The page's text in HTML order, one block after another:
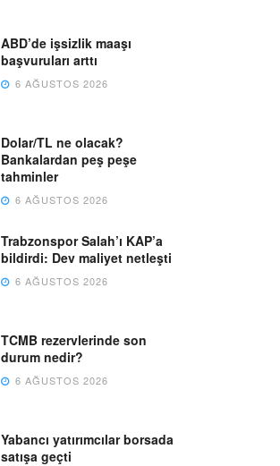
ABD’de işsizlik maaşı
başvuruları arttı
6 AĞUSTOS 2026
Dolar/TL ne olacak?
Bankalardan peş peşe
tahminler
6 AĞUSTOS 2026
Trabzonspor Salah’ı KAP’a
bildirdi: Dev maliyet netleşti
6 AĞUSTOS 2026
TCMB rezervlerinde son
durum nedir?
6 AĞUSTOS 2026
Yabancı yatırımcılar borsada
satışa geçti